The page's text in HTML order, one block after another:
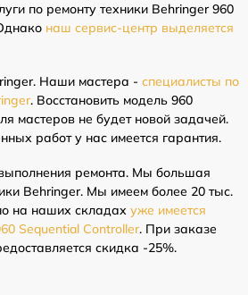
по ремонту техники Behringer 960
наш сервис-центр выделяется
Наши мастера - специалисты по
. Восстановить модель 960
мастеров не будет новой задачей.
работ у нас имеется гарантия.
ремонта. Мы большая
Behringer. Мы имеем более 20 тыс.
на наших складах уже имеется
Sequential Controller. При заказе
скидка -25%.